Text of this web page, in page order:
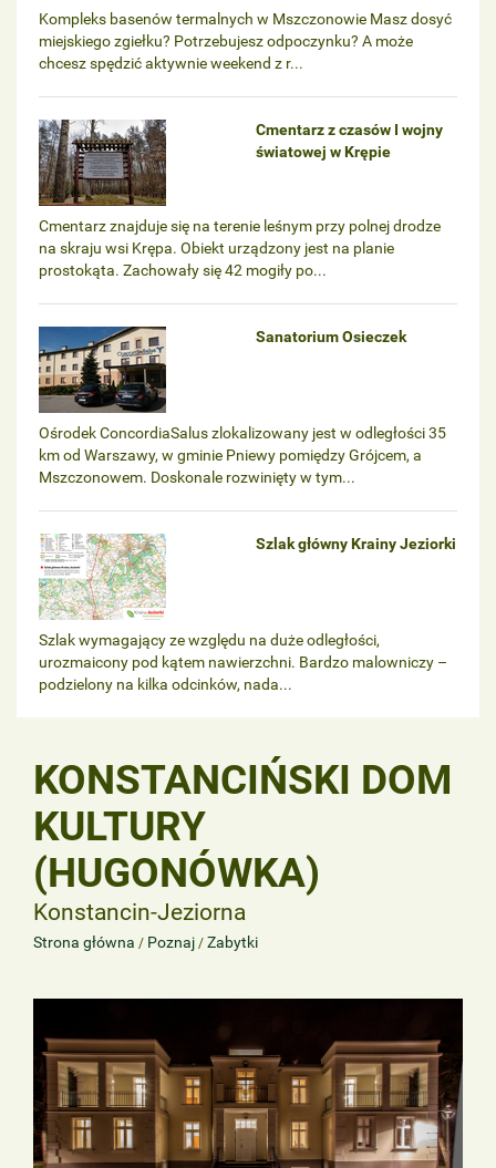
Kompleks basenów termalnych w Mszczonowie Masz dosyć
miejskiego zgiełku? Potrzebujesz odpoczynku? A może
chcesz spędzić aktywnie weekend z r...
Cmentarz z czasów I wojny
światowej w Krępie
Cmentarz znajduje się na terenie leśnym przy polnej drodze
na skraju wsi Krępa. Obiekt urządzony jest na planie
prostokąta. Zachowały się 42 mogiły po...
Sanatorium Osieczek
Ośrodek ConcordiaSalus zlokalizowany jest w odległości 35
km od Warszawy, w gminie Pniewy pomiędzy Grójcem, a
Mszczonowem. Doskonale rozwinięty w tym...
Szlak główny Krainy Jeziorki
Szlak wymagający ze względu na duże odległości,
urozmaicony pod kątem nawierzchni. Bardzo malowniczy –
podzielony na kilka odcinków, nada...
KONSTANCIŃSKI DOM
KULTURY
(HUGONÓWKA)
Konstancin-Jeziorna
Strona główna / Poznaj / Zabytki